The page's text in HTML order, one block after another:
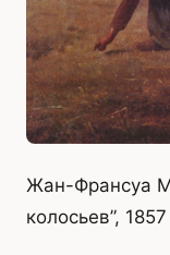
Жан-Франсуа
колосьев”, 1857